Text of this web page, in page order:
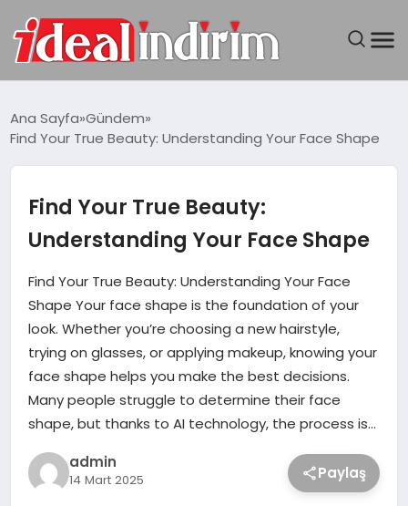
DÜNYA
SEYAHAT
TEKNOLOJI
YAŞAM
Ana Sayfa Gündem
Find Your True Beauty: Understanding Your Face Shape
Find Your True Beauty:
Understanding Your Face Shape
Find Your True Beauty: Understanding Your Face
Shape Your face shape is the foundation of your
look. Whether you’re choosing a new hairstyle,
trying on glasses, or applying makeup, knowing your
face shape helps you make the best decisions.
Many people struggle to determine their face
shape, but thanks to AI technology, the process is…
admin
14 Mart 2025 Paylaş